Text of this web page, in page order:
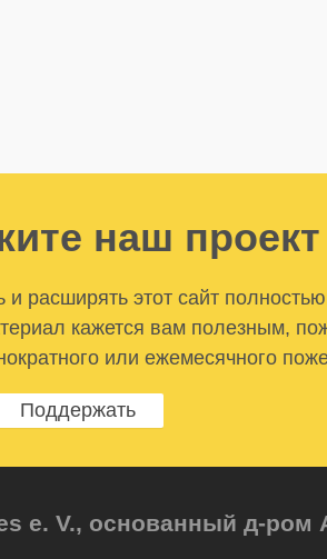
наш проект
расширять этот сайт полностью
кажется вам полезным,
или ежемесячного
Поддержать
e. V., основанный д-